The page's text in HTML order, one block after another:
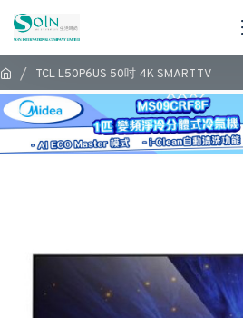
TCL L50P6US 50吋 4K SMART TV